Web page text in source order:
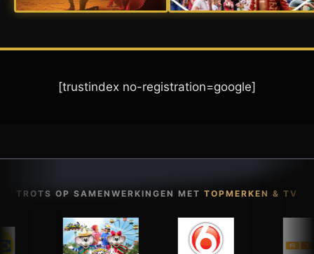
[trustindex no-registration=google]
TROTS OP SAMENWERKINGEN MET TOPMERKEN & TV